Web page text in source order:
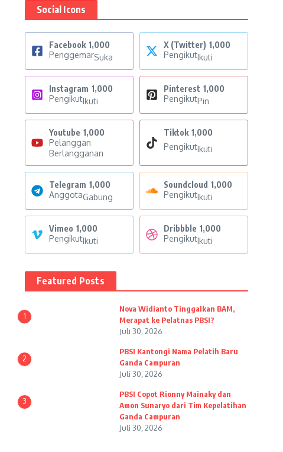
Social Icons
Facebook 1,000
PenggemarSuka
X (Twitter) 1,000
PengikutIkuti
Instagram 1,000
PengikutIkuti
Pinterest 1,000
PengikutPin
Youtube 1,000
Pelanggan
Berlangganan
Tiktok 1,000
PengikutIkuti
Telegram 1,000
AnggotaGabung
Soundcloud 1,000
PengikutIkuti
Vimeo 1,000
PengikutIkuti
Dribbble 1,000
PengikutIkuti
Featured Posts
1
Nova Widianto Tinggalkan BAM,
Merapat ke Pelatnas PBSI?
Juli 30, 2026
2
PBSI Kantongi Nama Pelatih Baru
Ganda Campuran
Juli 30, 2026
3
PBSI Copot Rionny Mainaky dan
Amon Sunaryo dari Tim Kepelatihan
Ganda Campuran
Juli 30, 2026